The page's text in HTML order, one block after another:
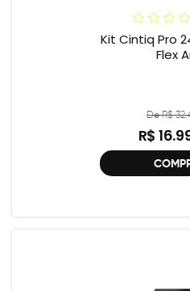
Kit Cintiq Pro 24' +
Flex
De R$
R$